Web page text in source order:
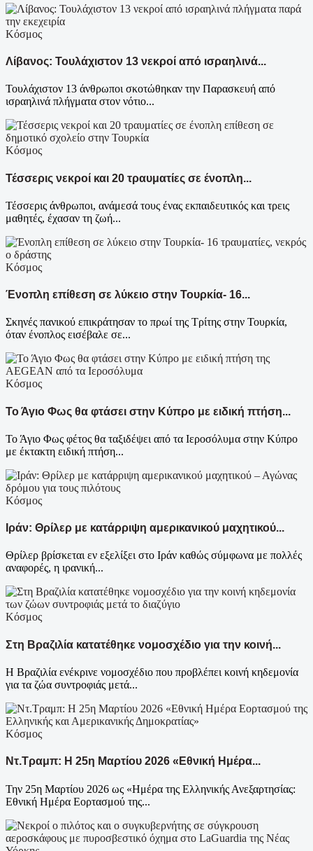
Κόσμος
Λίβανος: Τουλάχιστον 13 νεκροί από ισραηλινά...
Τουλάχιστον 13 άνθρωποι σκοτώθηκαν την Παρασκευή από
ισραηλινά πλήγματα στον νότιο...
Κόσμος
Τέσσερις νεκροί και 20 τραυματίες σε ένοπλη...
Τέσσερις άνθρωποι, ανάμεσά τους ένας εκπαιδευτικός και τρεις
μαθητές, έχασαν τη ζωή...
Κόσμος
Ένοπλη επίθεση σε λύκειο στην Τουρκία- 16...
Σκηνές πανικού επικράτησαν το πρωί της Τρίτης στην Τουρκία,
όταν ένοπλος εισέβαλε σε...
Κόσμος
Το Άγιο Φως θα φτάσει στην Κύπρο με ειδική πτήση...
Το Άγιο Φως φέτος θα ταξιδέψει από τα Ιεροσόλυμα στην Κύπρο
με έκτακτη ειδική πτήση...
Κόσμος
Ιράν: Θρίλερ με κατάρριψη αμερικανικού μαχητικού...
Θρίλερ βρίσκεται εν εξελίξει στο Ιράν καθώς σύμφωνα με πολλές
αναφορές, η ιρανική...
Κόσμος
Στη Βραζιλία κατατέθηκε νομοσχέδιο για την κοινή...
Η Βραζιλία ενέκρινε νομοσχέδιο που προβλέπει κοινή κηδεμονία
για τα ζώα συντροφιάς μετά...
Κόσμος
Ντ.Τραμπ: Η 25η Μαρτίου 2026 «Εθνική Ημέρα...
Την 25η Μαρτίου 2026 ως «Ημέρα της Ελληνικής Ανεξαρτησίας:
Εθνική Ημέρα Εορτασμού της...